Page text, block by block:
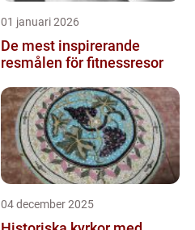
01 januari 2026
De mest inspirerande
resmålen för fitnessresor
04 december 2025